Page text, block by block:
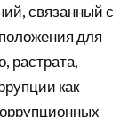
связанный с
для
растрата,
как